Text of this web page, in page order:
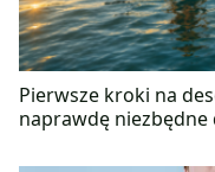
Pierwsze kroki na
naprawdę niezbędne